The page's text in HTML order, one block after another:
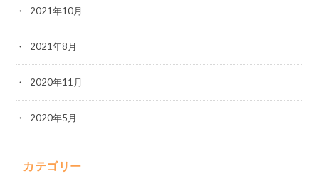
2021年10月
2021年8月
2020年11月
2020年5月
カテゴリー